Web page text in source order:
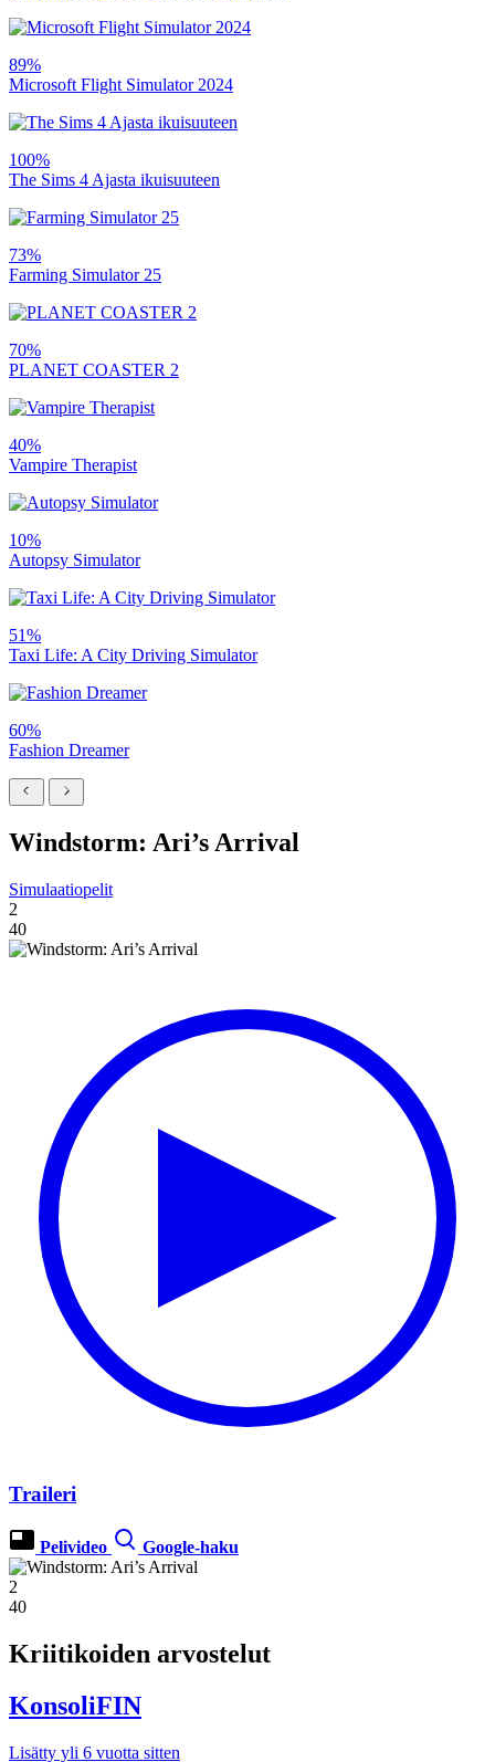
89%
Microsoft Flight Simulator 2024
100%
The Sims 4 Ajasta ikuisuuteen
73%
Farming Simulator 25
70%
PLANET COASTER 2
40%
Vampire Therapist
10%
Autopsy Simulator
51%
Taxi Life: A City Driving Simulator
60%
Fashion Dreamer
Windstorm: Ari’s Arrival
Simulaatiopelit
2
40
Traileri
Pelivideo Google-haku
2
40
Kriitikoiden arvostelut
KonsoliFIN
Lisätty yli 6 vuotta sitten